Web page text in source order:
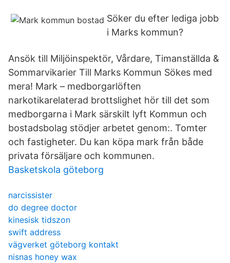
Söker du efter lediga jobb
i Marks kommun?
Ansök till Miljöinspektör, Vårdare, Timanställda &
Sommarvikarier Till Marks Kommun Sökes med
mera! Mark – medborgarlöften
narkotikarelaterad brottslighet hör till det som
medborgarna i Mark särskilt lyft Kommun och
bostadsbolag stödjer arbetet genom:. Tomter
och fastigheter. Du kan köpa mark från både
privata försäljare och kommunen.
Basketskola göteborg
narcissister
do degree doctor
kinesisk tidszon
swift address
vägverket göteborg kontakt
nisnas honey wax